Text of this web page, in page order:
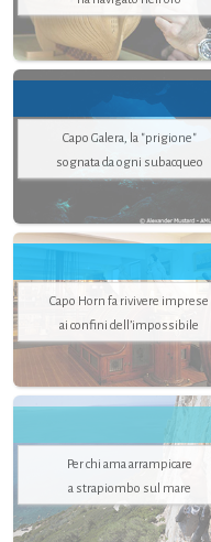
Capo Galera, la "prigione"
sognata da ogni subacqueo
Capo Horn fa rivivere imprese
ai confini dell’impossibile
Per chi ama arrampicare
a strapiombo sul mare